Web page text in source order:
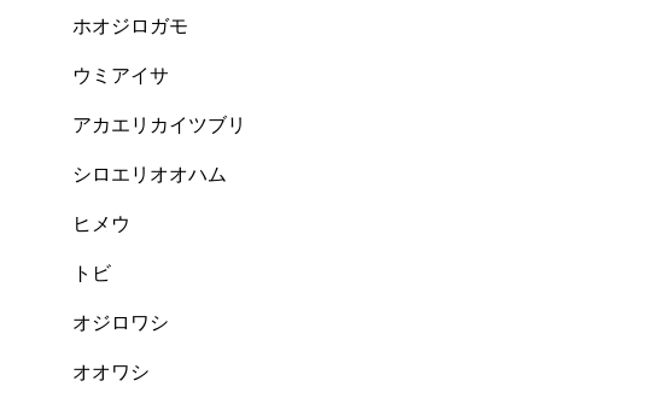
ホオジロガモ
ウミアイサ
アカエリカイツブリ
シロエリオオハム
ヒメウ
トビ
オジロワシ
オオワシ